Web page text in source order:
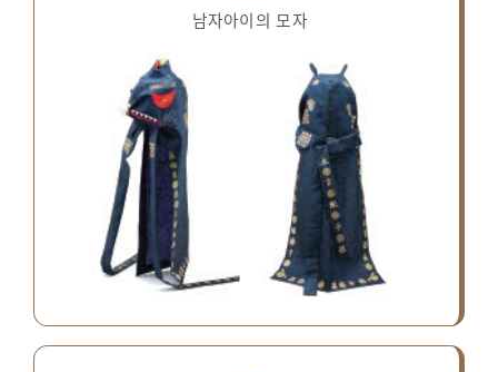
남자아이의 모자